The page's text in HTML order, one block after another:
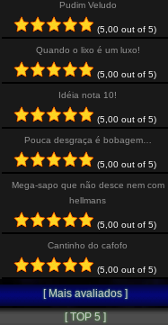
Pudim Veludo
(5,00 out of 5)
Quando o lixo é um luxo!
(5,00 out of 5)
Idéia nota 10!
(5,00 out of 5)
Pouca desgraça é bobagem…
(5,00 out of 5)
Mega-sapo que não desce nem com
hellmans
(5,00 out of 5)
Cantinho do cafofo
(5,00 out of 5)
[ Mais avaliados ]
[ TOP 5 ]